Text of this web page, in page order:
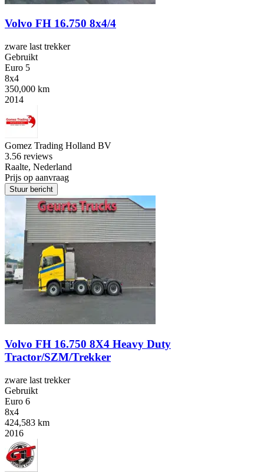
Volvo FH 16.750 8x4/4
zware last trekker
Gebruikt
Euro 5
8x4
350,000 km
2014
Gomez Trading Holland BV
3.56 reviews
Raalte, Nederland
Prijs op aanvraag
Stuur bericht
Volvo FH 16.750 8X4 Heavy Duty
Tractor/SZM/Trekker
zware last trekker
Gebruikt
Euro 6
8x4
424,583 km
2016